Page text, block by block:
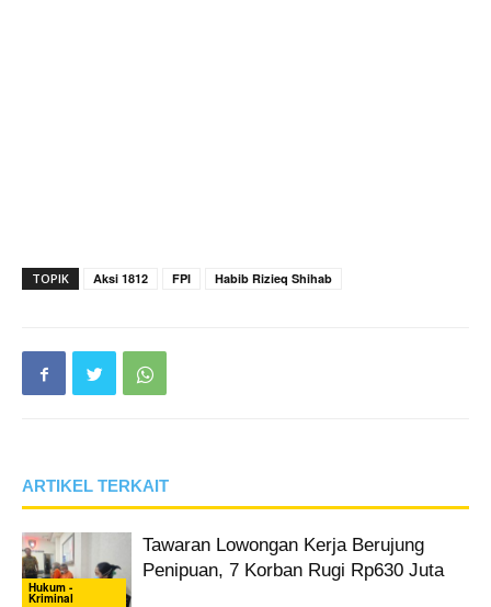
TOPIK Aksi 1812 FPI Habib Rizieq Shihab
ARTIKEL TERKAIT
Hukum -
Kriminal
Tawaran Lowongan Kerja Berujung
Penipuan, 7 Korban Rugi Rp630 Juta